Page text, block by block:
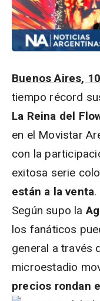
Buenos Aires,
tiempo récord
La Reina del
en el Movistar
con la
exitosa serie
están a la venta.
Según supo la
los fanáticos
general a través
microestadio
precios rondan